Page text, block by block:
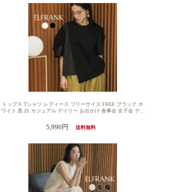
ト 柄 フロッキードット ペプラム チュニック
トップス Tシャツ レディース フリーサイズ FREE ブラック ホ
ワイト 黒 白 カジュアル デイリー お出かけ 食事会 女子会 デー
ュアル トップス カットソー 大きいサイズ ゆったり おしゃれ
薄手 1枚で決まる 着痩せ プルオーバー きれいめ 体型カバー か
ュームスリーブ 異素材MIX 綿 アシンメトリー
5,990円 送料無料